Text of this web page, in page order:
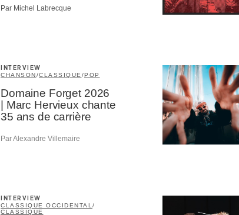
Par Michel Labrecque
INTERVIEW
CHANSON /CLASSIQUE/POP
Domaine Forget 2026
| Marc Hervieux chante
35 ans de carrière
Par Alexandre Villemaire
INTERVIEW
CLASSIQUE OCCIDENTAL /
CLASSIQUE
Contributeur-trice
Fournisseur